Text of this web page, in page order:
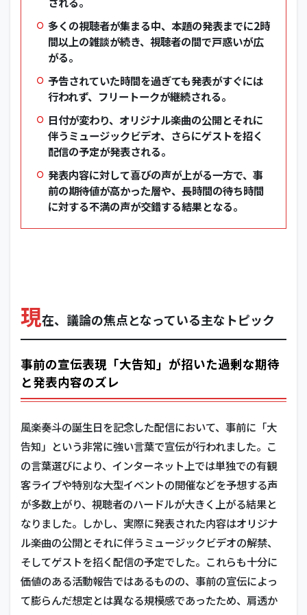
多くの視聴者が集まる中、本題の発表までに2時
間以上の雑談が続き、視聴者の間で戸惑いが広
がる。
予告されていた時間を過ぎても発表がすぐには
行われず、フリートークが継続される。
日付が変わり、オリジナル楽曲の公開とそれに
伴うミュージックビデオ、さらにゲストを招く
配信の予定が発表される。
発表内容に対して喜びの声が上がる一方で、事
前の期待値が高かった層や、長時間の待ち時間
に対する不満の声が交錯する結果となる。
現在、議論の焦点となっている主なトピック
事前の宣伝表現「大告知」が招いた過剰な期待
と発表内容のズレ
風楽奏斗の誕生日を記念した配信において、事前に「大
告知」という非常に強い言葉で宣伝が行われました。こ
の言葉選びにより、インターネット上では単独での有観
客ライブや特別な大型イベントの開催などを予想する声
が多数上がり、視聴者のハードルが大きく上がる結果と
なりました。しかし、実際に発表された内容はオリジナ
ル楽曲の公開とそれに伴うミュージックビデオの解禁、
そしてゲストを招く配信の予定でした。これらも十分に
価値のある活動報告ではあるものの、事前の宣伝によっ
て膨らんだ想定とは異なる規模感であったため、肩透か